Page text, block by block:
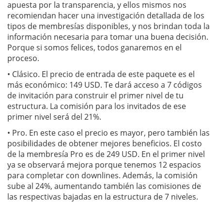
apuesta por la transparencia, y ellos mismos nos
recomiendan hacer una investigación detallada de los
tipos de membresías disponibles, y nos brindan toda la
información necesaria para tomar una buena decisión.
Porque si somos felices, todos ganaremos en el
proceso.
• Clásico. El precio de entrada de este paquete es el
más económico: 149 USD. Te dará acceso a 7 códigos
de invitación para construir el primer nivel de tu
estructura. La comisión para los invitados de ese
primer nivel será del 21%.
• Pro. En este caso el precio es mayor, pero también las
posibilidades de obtener mejores beneficios. El costo
de la membresía Pro es de 249 USD. En el primer nivel
ya se observará mejora porque tenemos 12 espacios
para completar con downlines. Además, la comisión
sube al 24%, aumentando también las comisiones de
las respectivas bajadas en la estructura de 7 niveles.